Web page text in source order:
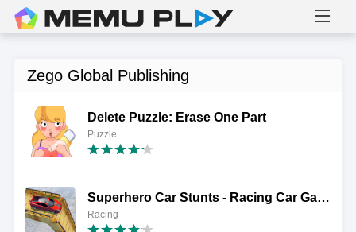
Zego Global Publishing
Delete Puzzle: Erase One Part
Puzzle
Superhero Car Stunts - Racing Car Games
Racing